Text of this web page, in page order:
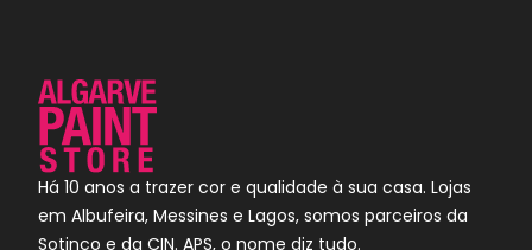
Há 10 anos a trazer cor e qualidade à sua casa. Lojas
em Albufeira, Messines e Lagos, somos parceiros da
Sotinco e da CIN. APS, o nome diz tudo.